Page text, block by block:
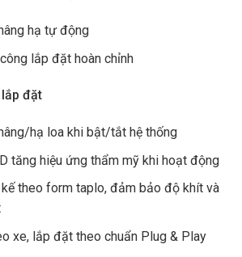
hạ tự động
lắp đặt hoàn chỉnh
đặt
hạ loa khi bật/tắt hệ thống
tăng hiệu ứng thẩm mỹ khi hoạt động
theo form taplo, đảm bảo độ khít và
xe, lắp đặt theo chuẩn Plug & Play